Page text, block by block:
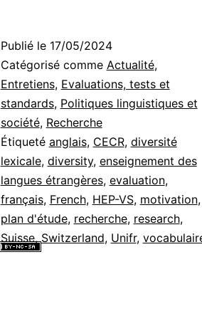
Publié le 17/05/2024
Catégorisé comme Actualité,
Entretiens, Evaluations, tests et
standards, Politiques linguistiques et
société, Recherche
Étiqueté anglais, CECR, diversité
lexicale, diversity, enseignement des
langues étrangères, evaluation,
français, French, HEP-VS, motivation,
plan d'étude, recherche, research,
Suisse, Switzerland, Unifr,